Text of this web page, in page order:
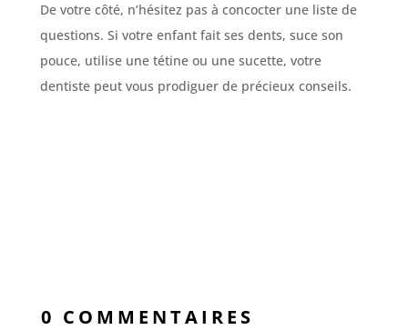
De votre côté, n’hésitez pas à concocter une liste de
questions. Si votre enfant fait ses dents, suce son
pouce, utilise une tétine ou une sucette, votre
dentiste peut vous prodiguer de précieux conseils.
0 COMMENTAIRES